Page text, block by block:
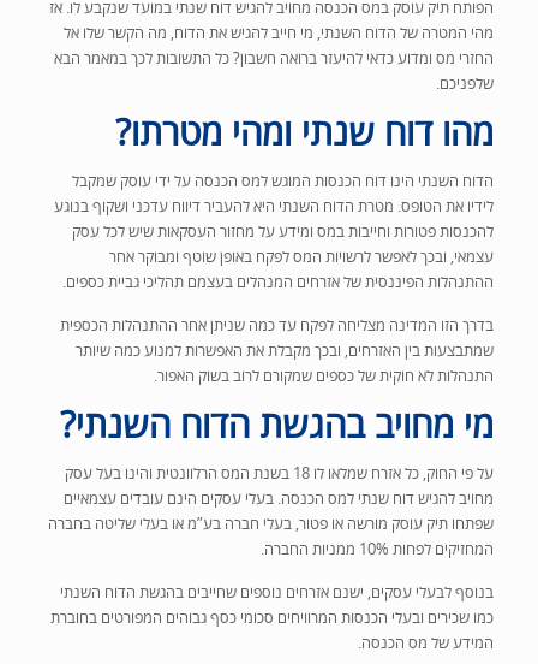
הפותח תיק עוסק במס הכנסה מחויב להגיש דוח שנתי במועד שנקבע לו. אז
מהי המטרה של הדוח השנתי, מי חייב להגיש את הדוח, מה הקשר שלו אל
החזרי מס ומדוע כדאי להיעזר ברואה חשבון? כל התשובות לכך במאמר הבא
שלפניכם.
מהו דוח שנתי ומהי מטרתו?
הדוח השנתי הינו דוח הכנסות המוגש למס הכנסה על ידי עוסק שמקבל
לידיו את הטופס. מטרת הדוח השנתי היא להעביר דיווח עדכני ושקוף בנוגע
להכנסות פטורות וחייבות במס ומידע על מחזור העסקאות שיש לכל עסק
עצמאי, ובכך לאפשר לרשויות המס לפקח באופן שוטף ומבוקר אחר
ההתנהלות הפיננסית של אזרחים המנהלים בעצמם תהליכי גביית כספים.
בדרך הזו המדינה מצליחה לפקח עד כמה שניתן אחר ההתנהלות הכספית
שמתבצעות בין האזרחים, ובכך מקבלת את האפשרות למנוע כמה שיותר
התנהלות לא חוקית של כספים שמקורם לרוב בשוק האפור.
מי מחויב בהגשת הדוח השנתי?
על פי החוק, כל אזרח שמלאו לו 18 בשנת המס הרלוונטית והינו בעל עסק
מחויב להגיש דוח שנתי למס הכנסה. בעלי עסקים הינם עובדים עצמאיים
שפתחו תיק עוסק מורשה או פטור, בעלי חברה בע”מ או בעלי שליטה בחברה
המחזיקים לפחות 10% ממניות החברה.
בנוסף לבעלי עסקים, ישנם אזרחים נוספים שחייבים בהגשת הדוח השנתי
כמו שכירים ובעלי הכנסות המרוויחים סכומי כסף גבוהים המפורטים בחוברת
המידע של מס הכנסה.